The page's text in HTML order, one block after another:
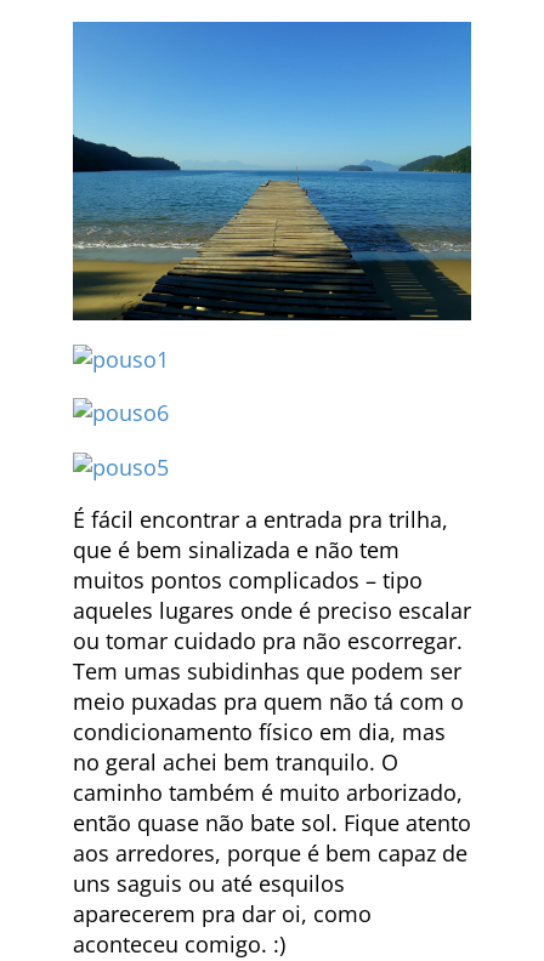
É fácil encontrar a entrada pra trilha,
que é bem sinalizada e não tem
muitos pontos complicados – tipo
aqueles lugares onde é preciso escalar
ou tomar cuidado pra não escorregar.
Tem umas subidinhas que podem ser
meio puxadas pra quem não tá com o
condicionamento físico em dia, mas
no geral achei bem tranquilo. O
caminho também é muito arborizado,
então quase não bate sol. Fique atento
aos arredores, porque é bem capaz de
uns saguis ou até esquilos
aparecerem pra dar oi, como
aconteceu comigo. :)